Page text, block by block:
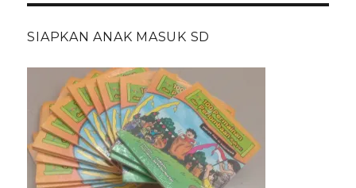
SIAPKAN ANAK MASUK SD